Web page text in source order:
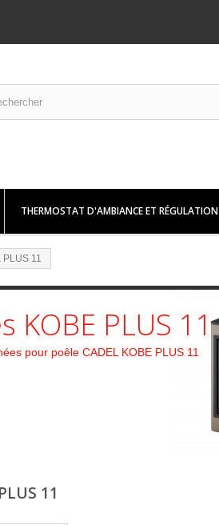
THERMOSTAT D'AMBIANCE ET RÉGULATION
11
KOBE PLUS 11
pour poêle CADEL KOBE PLUS 11
11